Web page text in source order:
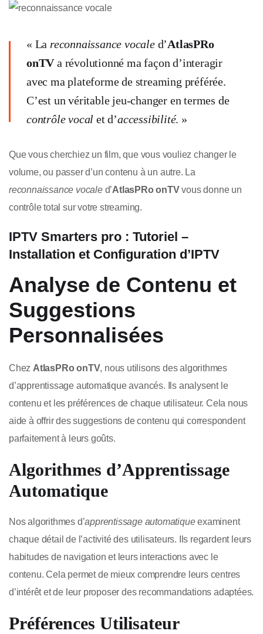
« La reconnaissance vocaled’AtlasPRo
onTVa révolutionné ma façon d’interagir
avec ma plateforme de streaming préférée.
C’est un véritable jeu-changer en termes de
contrôle vocal et d’accessibilité. »
Que vous cherchiez un film, que vous vouliez changer le
volume, ou passer d’un contenu à un autre. La
reconnaissance vocaled’AtlasPRo onTVvous donne un
contrôle total sur votre streaming.
IPTV Smarters pro : Tutoriel –
Installation et Configuration d’IPTV
Analyse de Contenu et
Suggestions
Personnalisées
Chez AtlasPRo onTV, nous utilisons des algorithmes
d’apprentissage automatique avancés. Ils analysent le
contenu et les préférences de chaque utilisateur. Cela nous
aide à offrir des suggestions de contenu qui correspondent
parfaitement à leurs goûts.
Algorithmes d’Apprentissage
Automatique
Nos algorithmes d’apprentissage automatiqueexaminent
chaque détail de l’activité des utilisateurs. Ils regardent leurs
habitudes de navigation et leurs interactions avec le
contenu. Cela permet de mieux comprendre leurs centres
d’intérêt et de leur proposer des recommandations adaptées.
Préférences Utilisateur